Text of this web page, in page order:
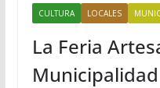
CULTURA LOCALES
La Feria